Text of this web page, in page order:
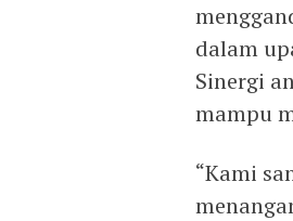
dalam
Sinergi
mampu
“Kami